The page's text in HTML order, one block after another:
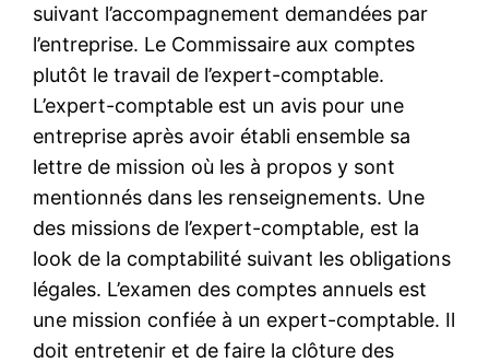
suivant l’accompagnement demandées par
l’entreprise. Le Commissaire aux comptes
plutôt le travail de l’expert-comptable.
L’expert-comptable est un avis pour une
entreprise après avoir établi ensemble sa
lettre de mission où les à propos y sont
mentionnés dans les renseignements. Une
des missions de l’expert-comptable, est la
look de la comptabilité suivant les obligations
légales. L’examen des comptes annuels est
une mission confiée à un expert-comptable. Il
doit entretenir et de faire la clôture des